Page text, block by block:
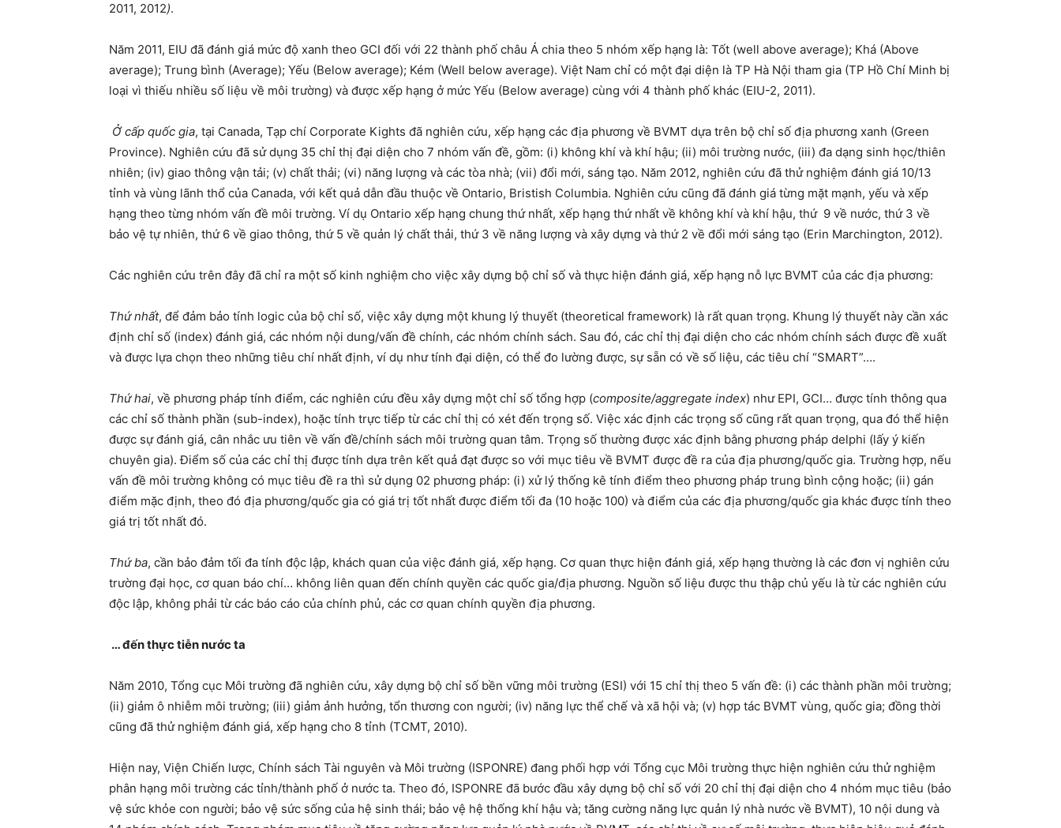
2011, 2012).
Năm 2011, EIU đã đánh giá mức độ xanh theo GCI đối với 22 thành phố châu Á chia theo 5 nhóm xếp hạng là: Tốt (well above average); Khá (Above
average); Trung bình (Average); Yếu (Below average); Kém (Well below average). Việt Nam chỉ có một đại diện là TP Hà Nội tham gia (TP Hồ Chí Minh bị
loại vì thiếu nhiều số liệu về môi trường) và được xếp hạng ở mức Yếu (Below average) cùng với 4 thành phố khác (EIU-2, 2011).
Ở cấp quốc gia, tại Canada, Tạp chí Corporate Kights đã nghiên cứu, xếp hạng các địa phương về BVMT dựa trên bộ chỉ số địa phương xanh (Green
Province). Nghiên cứu đã sử dụng 35 chỉ thị đại diện cho 7 nhóm vấn đề, gồm: (i) không khí và khí hậu; (ii) môi trường nước, (iii) đa dạng sinh học/thiên
nhiên; (iv) giao thông vận tải; (v) chất thải; (vi) năng lượng và các tòa nhà; (vii) đổi mới, sáng tạo. Năm 2012, nghiên cứu đã thử nghiệm đánh giá 10/13
tỉnh và vùng lãnh thổ của Canada, với kết quả dẫn đầu thuộc về Ontario, Bristish Columbia. Nghiên cứu cũng đã đánh giá từng mặt mạnh, yếu và xếp
hạng theo từng nhóm vấn đề môi trường. Ví dụ Ontario xếp hạng chung thứ nhất, xếp hạng thứ nhất về không khí và khí hậu, thứ 9 về nước, thứ 3 về
bảo vệ tự nhiên, thứ 6 về giao thông, thứ 5 về quản lý chất thải, thứ 3 về năng lượng và xây dựng và thứ 2 về đổi mới sáng tạo (Erin Marchington, 2012).
Các nghiên cứu trên đây đã chỉ ra một số kinh nghiệm cho việc xây dựng bộ chỉ số và thực hiện đánh giá, xếp hạng nỗ lực BVMT của các địa phương:
Thứ nhất, để đảm bảo tính logic của bộ chỉ số, việc xây dựng một khung lý thuyết (theoretical framework) là rất quan trọng. Khung lý thuyết này cần xác
định chỉ số (index) đánh giá, các nhóm nội dung/vấn đề chính, các nhóm chính sách. Sau đó, các chỉ thị đại diện cho các nhóm chính sách được đề xuất
và được lựa chọn theo những tiêu chí nhất định, ví dụ như tính đại diện, có thể đo lường được, sự sẵn có về số liệu, các tiêu chí “SMART”….
Thứ hai, về phương pháp tính điểm, các nghiên cứu đều xây dựng một chỉ số tổng hợp (composite/aggregate index) như EPI, GCI… được tính thông qua
các chỉ số thành phần (sub-index), hoặc tính trực tiếp từ các chỉ thị có xét đến trọng số. Việc xác định các trọng số cũng rất quan trọng, qua đó thể hiện
được sự đánh giá, cân nhắc ưu tiên về vấn đề/chính sách môi trường quan tâm. Trọng số thường được xác định bằng phương pháp delphi (lấy ý kiến
chuyên gia). Điểm số của các chỉ thị được tính dựa trên kết quả đạt được so với mục tiêu về BVMT được đề ra của địa phương/quốc gia. Trường hợp, nếu
vấn đề môi trường không có mục tiêu đề ra thì sử dụng 02 phương pháp: (i) xử lý thống kê tính điểm theo phương pháp trung bình cộng hoặc; (ii) gán
điểm mặc định, theo đó địa phương/quốc gia có giá trị tốt nhất được điểm tối đa (10 hoặc 100) và điểm của các địa phương/quốc gia khác được tính theo
giá trị tốt nhất đó.
Thứ ba, cần bảo đảm tối đa tính độc lập, khách quan của việc đánh giá, xếp hạng. Cơ quan thực hiện đánh giá, xếp hạng thường là các đơn vị nghiên cứu
trường đại học, cơ quan báo chí… không liên quan đến chính quyền các quốc gia/địa phương. Nguồn số liệu được thu thập chủ yếu là từ các nghiên cứu
độc lập, không phải từ các báo cáo của chính phủ, các cơ quan chính quyền địa phương.
… đến thực tiễn nước ta
Năm 2010, Tổng cục Môi trường đã nghiên cứu, xây dựng bộ chỉ số bền vững môi trường (ESI) với 15 chỉ thị theo 5 vấn đề: (i) các thành phần môi trường;
(ii) giảm ô nhiễm môi trường; (iii) giảm ảnh hưởng, tổn thương con người; (iv) năng lực thể chế và xã hội và; (v) hợp tác BVMT vùng, quốc gia; đồng thời
cũng đã thử nghiệm đánh giá, xếp hạng cho 8 tỉnh (TCMT, 2010).
Hiện nay, Viện Chiến lược, Chính sách Tài nguyên và Môi trường (ISPONRE) đang phối hợp với Tổng cục Môi trường thực hiện nghiên cứu thử nghiệm
phân hạng môi trường các tỉnh/thành phố ở nước ta. Theo đó, ISPONRE đã bước đầu xây dựng bộ chỉ số với 20 chỉ thị đại diện cho 4 nhóm mục tiêu (bảo
vệ sức khỏe con người; bảo vệ sức sống của hệ sinh thái; bảo vệ hệ thống khí hậu và; tăng cường năng lực quản lý nhà nước về BVMT), 10 nội dung và